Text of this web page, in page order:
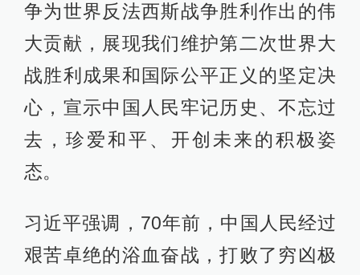
争为世界反法西斯战争胜利作出的伟
大贡献，展现我们维护第二次世界大
战胜利成果和国际公平正义的坚定决
心，宣示中国人民牢记历史、不忘过
去，珍爱和平、开创未来的积极姿
态。
习近平强调，70年前，中国人民经过
艰苦卓绝的浴血奋战，打败了穷凶极